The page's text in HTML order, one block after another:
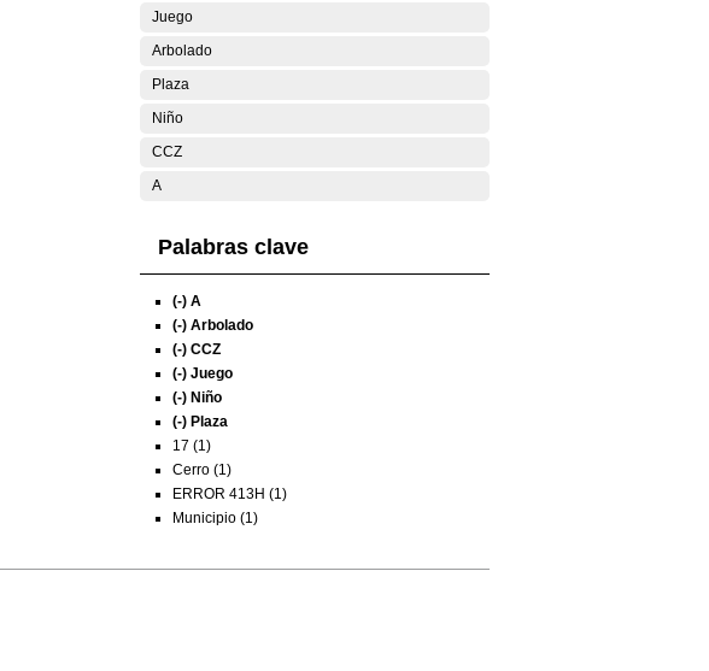
Juego
Arbolado
Plaza
Niño
CCZ
A
Palabras clave
(-) A
(-) Arbolado
(-) CCZ
(-) Juego
(-) Niño
(-) Plaza
17 (1)
Cerro (1)
ERROR 413H (1)
Municipio (1)